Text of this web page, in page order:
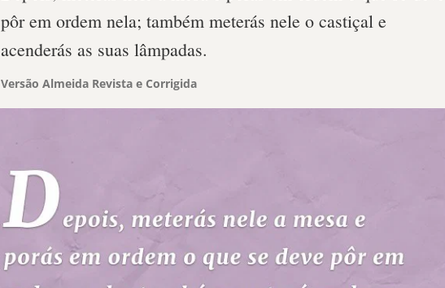
pôr em ordem nela; também meterás nele o castiçal e
acenderás as suas lâmpadas.
Versão Almeida Revista e Corrigida